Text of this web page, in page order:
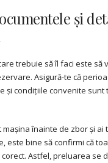
și
trebuie să îl faci este să
Asigură-te că
și condițiile convenite sunt
mașina înainte de zbor și
este bine să confirmi că
Astfel, preluarea se